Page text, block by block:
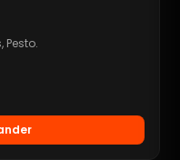
Pesto.